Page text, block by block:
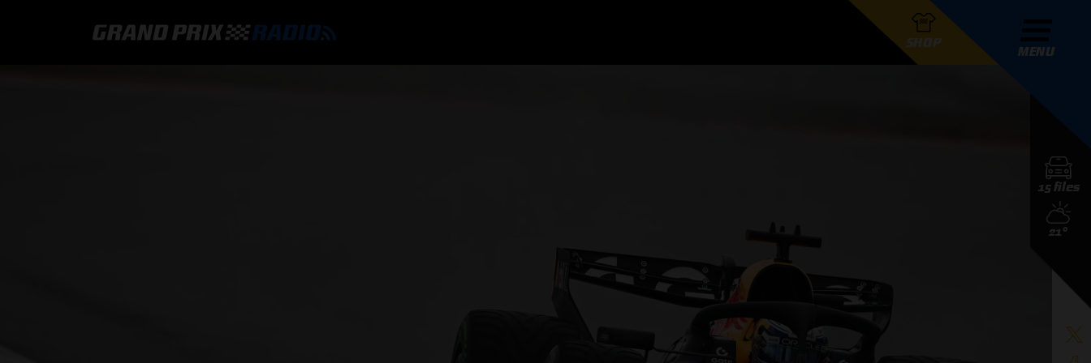
SHOP
MENU
15 files
21°
GRAND PRIX RADIO ACTIES